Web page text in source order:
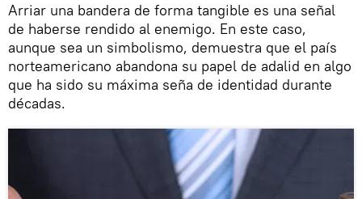
Arriar una bandera de forma tangible es una señal
de haberse rendido al enemigo. En este caso,
aunque sea un simbolismo, demuestra que el país
norteamericano abandona su papel de adalid en algo
que ha sido su máxima seña de identidad durante
décadas.